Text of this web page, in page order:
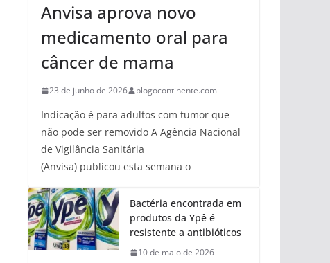
Anvisa aprova novo
medicamento oral para
câncer de mama
23 de junho de 2026 blogocontinente.com
Indicação é para adultos com tumor que
não pode ser removido A Agência Nacional
de Vigilância Sanitária
(Anvisa) publicou esta semana o
Bactéria encontrada em
produtos da Ypê é
resistente a antibióticos
10 de maio de 2026